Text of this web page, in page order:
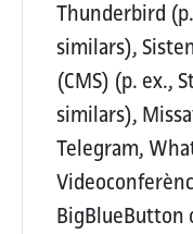
Thunderbird
similars),
(CMS) (p. ex.,
similars),
Telegram,
BigBlueButton